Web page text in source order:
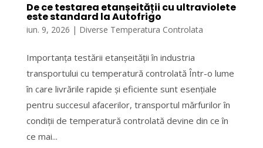
De ce testarea etanșeității cu ultraviolete
este standard la Autofrigo
iun. 9, 2026 | Diverse Temperatura Controlata
Importanța testării etanșeității în industria
transportului cu temperatură controlată Într-o lume
în care livrările rapide și eficiente sunt esențiale
pentru succesul afacerilor, transportul mărfurilor în
condiții de temperatură controlată devine din ce în
ce mai...